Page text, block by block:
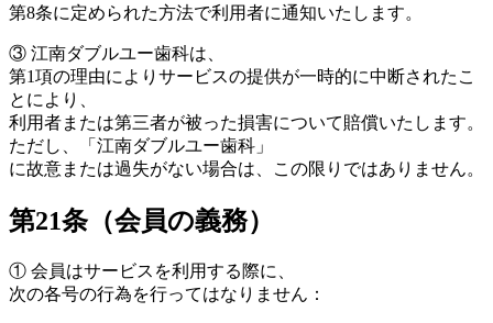
第8条に定められた方法で利用者に通知いたします。
③ 江南ダブルユー歯科は、
第1項の理由によりサービスの提供が一時的に中断されたこ
とにより、
利用者または第三者が被った損害について賠償いたします。
ただし、「江南ダブルユー歯科」
に故意または過失がない場合は、この限りではありません。
第21条（会員の義務）
① 会員はサービスを利用する際に、
次の各号の行為を行ってはなりません：